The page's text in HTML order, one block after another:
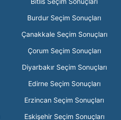
Burdur Seçim Sonuçları
Çanakkale Seçim Sonuçları
Çorum Seçim Sonuçları
Diyarbakır Seçim Sonuçları
Edirne Seçim Sonuçları
Erzincan Seçim Sonuçları
Eskişehir Seçim Sonuçları